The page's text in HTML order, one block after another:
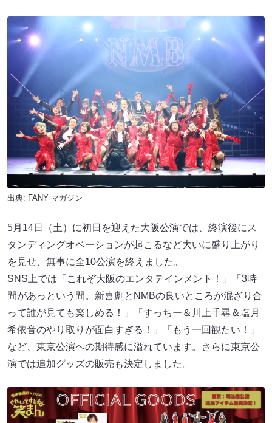
出典: FANY マガジン
5月14日（土）に初日を迎えた大阪公演では、終演後にス
タンディングオベーションが起こるなど大いに盛り上がり
を見せ、無事に全10公演を終えました。
SNS上では「これぞ大阪のエンタテインメント！」「3時
間があっという間。新喜劇とNMBの良いところが混ざり合
って誰が見ても楽しめる！」「すっちー＆川上千尋＆塩月
希依音のやり取りが面白すぎる！」「もう一回観たい！」
など、東京公演への期待感に溢れています。さらに東京公
演では追加グッズの販売も決定しました。